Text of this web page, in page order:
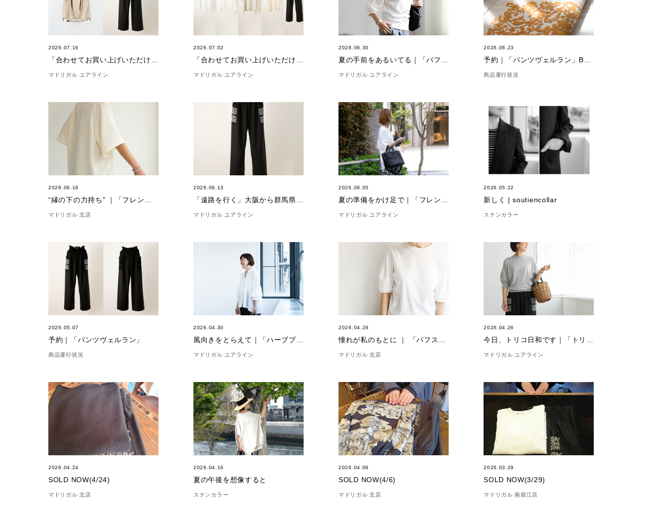
2026.07.16
マドリガル ユアライン
2026.07.02
マドリガル ユアライン
2026.06.30
マドリガル ユアライン
2026.06.23
商品運行状況
2026.06.16
マドリガル 北店
2026.06.13
マドリガル ユアライン
2026.06.05
マドリガル ユアライン
2026.05.22
新しく | soutiencollar
ステンカラー
2026.05.07
予約｜「パンツヴェルラン」
商品運行状況
2026.04.30
マドリガル ユアライン
2026.04.28
マドリガル 北店
2026.04.26
マドリガル ユアライン
2026.04.24
SOLD NOW(4/24)
マドリガル 北店
2026.04.16
夏の午後を想像すると
ステンカラー
2026.04.06
SOLD NOW(4/6)
マドリガル 北店
2026.03.29
SOLD NOW(3/29)
マドリガル 南堀江店